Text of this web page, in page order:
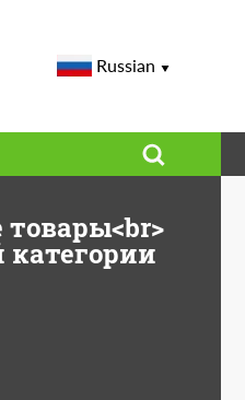
Russian
категории